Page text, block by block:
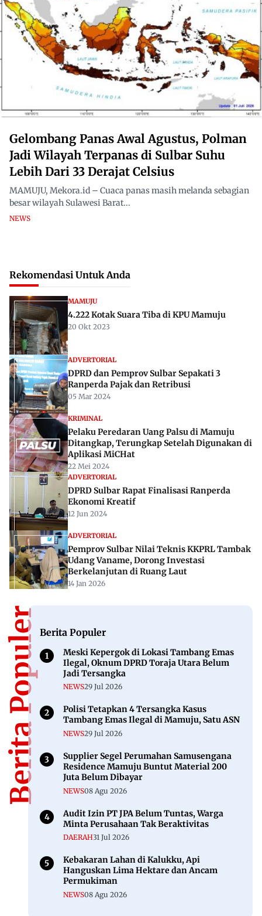
Gelombang Panas Awal Agustus, Polman
Jadi Wilayah Terpanas di Sulbar Suhu
Lebih Dari 33 Derajat Celsius
MAMUJU, Mekora.id – Cuaca panas masih melanda sebagian
besar wilayah Sulawesi Barat...
NEWS
Rekomendasi Untuk Anda
MAMUJU
4.222 Kotak Suara Tiba di KPU Mamuju
20 Okt 2023
Ranperda Pajak dan Retribusi
05 Mar 2024
KRIMINAL
Pelaku Peredaran Uang Palsu di Mamuju
Ditangkap, Terungkap Setelah Digunakan di
22 Mei 2024
ADVERTORIAL
DPRD Sulbar Rapat Finalisasi Ranperda
12 Jun 2024
ADVERTORIAL
Pemprov Sulbar Nilai Teknis KKPRL Tambak
Berkelanjutan di Ruang Laut
14 Jan 2026
Berita Populer
Meski Kepergok di Lokasi Tambang Emas